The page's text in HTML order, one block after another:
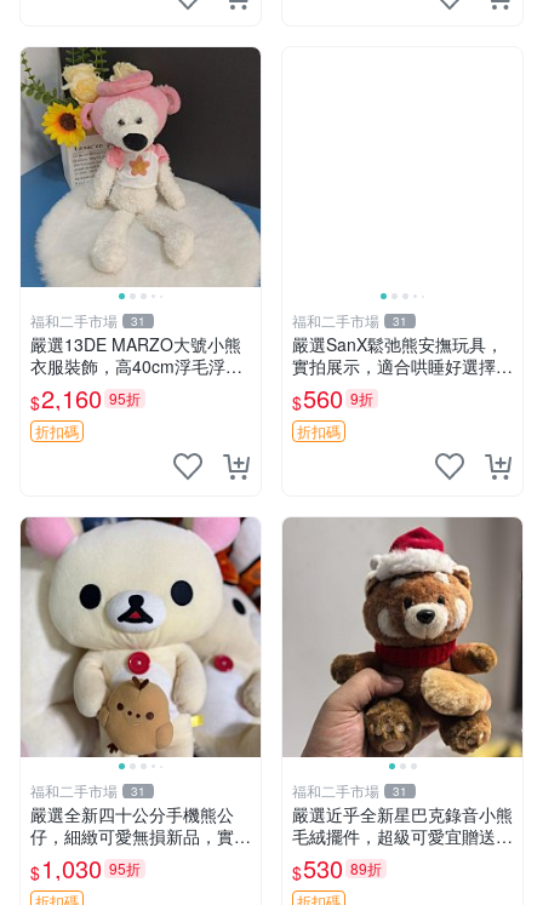
福和二手市場 31
嚴選13DE MARZO大號小熊
衣服裝飾，高40cm浮毛浮
灰，詳觀後再拍。二手收藏請
珍惜。 13DE MARZO 二手
小熊 衣服裝飾
$2,160 95折
折扣碼
福和二手市場 31
嚴選SanX鬆弛熊安撫玩具，
實拍展示，適合哄睡好選擇
電腦玩具 安撫用品
$560 9折
折扣碼
福和二手市場 31
嚴選全新四十公分手機熊公
仔，細緻可愛無損新品，實拍
展現萌趣風采 潘朵拉 熊抱枕
$1,030 95折
福和二手市場 31
嚴選近乎全新星巴克錄音小熊
毛絨擺件，超級可愛宜贈送掛
飾 錄音小熊 毛絨擺件 贈品
$530 89折